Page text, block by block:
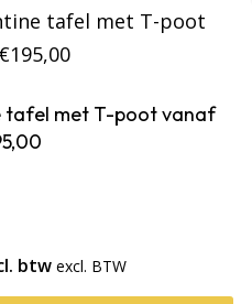
tafel met T-poot vanaf
btw